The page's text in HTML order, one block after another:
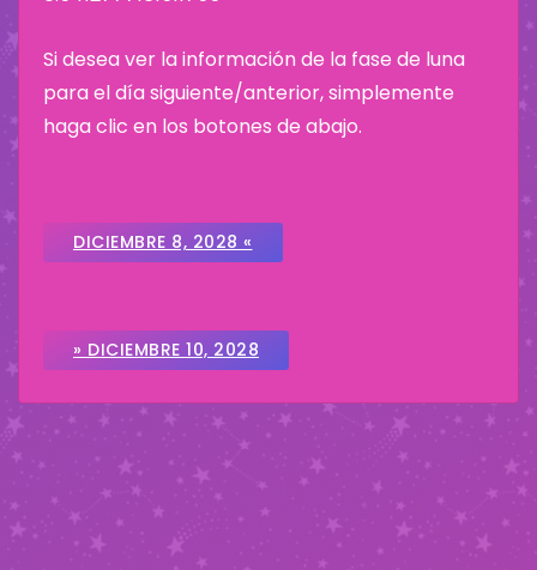
Si desea ver la información de la fase de luna
para el día siguiente/anterior, simplemente
haga clic en los botones de abajo.
DICIEMBRE 8, 2028 «
» DICIEMBRE 10, 2028